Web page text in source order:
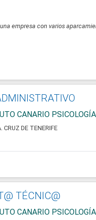
empresa con varios
CANARIO
CRUZ DE TENERIFE
TÉCNIC@
CANARIO